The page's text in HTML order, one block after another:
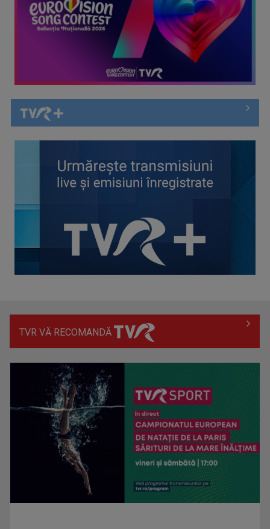
Întâlnire cu jazz-ul autohton, la TVR Cultural: „Contemporan
în România”, un ...
Piesa „Inimă, nu fi de piatră” a Corinei Chiriac ia argintul în
TVR VĂ RECOMANDĂ